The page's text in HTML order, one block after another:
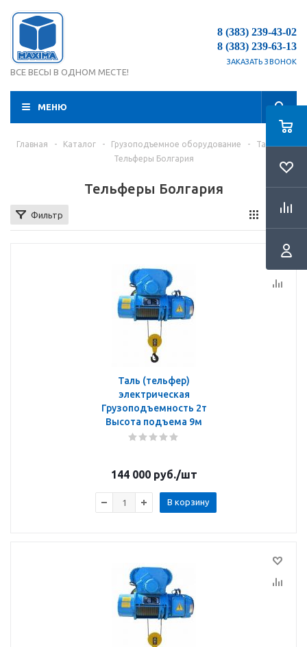
8 (383) 239-43-02
8 (383) 239-63-13
ЗАКАЗАТЬ ЗВОНОК
ВСЕ ВЕСЫ В ОДНОМ МЕСТЕ!
МЕНЮ
Главная - Каталог - Грузоподъемное оборудование - Тали
-
Тельферы Болгария
Тельферы Болгария
Фильтр
Таль (тельфер)
электрическая
Грузоподъемность 2т
Высота подъема 9м
144 000руб./шт
В корзину